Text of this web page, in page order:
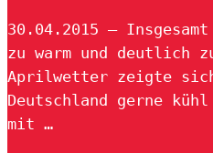
30.04.2015 —
zu warm und deutlich
Aprilwetter zeigte
Deutschland gerne
mit …